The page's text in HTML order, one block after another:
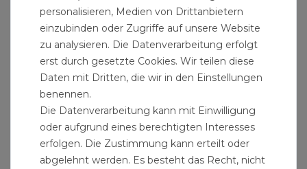
Die Absperrventile werden mit Rohrleitungen
aus Kupfer, Edelstahl, Stahl oder Kunststoff fest
verbunden.
Bitte beachten:Bei diesen Armaturen handelt es
Stapelarmaturen, je nach Lagerbestand können
Abbildungen (z.B.Aluminium-Hebel oder Stahl-
Hebel) abweichen, die Funktion und Haltbarkeit
personalisieren, Medien von Drittanbietern
einzubinden oder Zugriffe auf unsere Website
zu analysieren. Die Datenverarbeitung erfolgt
erst durch gesetzte Cookies. Wir teilen diese
Daten mit Dritten, die wir in den Einstellungen
benennen.
Die Datenverarbeitung kann mit Einwilligung
oder aufgrund eines berechtigten Interesses
erfolgen. Die Zustimmung kann erteilt oder
abgelehnt werden. Es besteht das Recht, nicht